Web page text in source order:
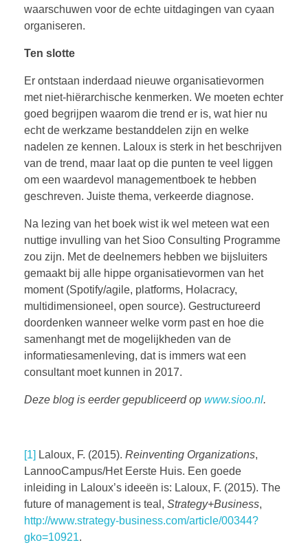
waarschuwen voor de echte uitdagingen van cyaan
organiseren.
Ten slotte
Er ontstaan inderdaad nieuwe organisatievormen
met niet-hiërarchische kenmerken. We moeten echter
goed begrijpen waarom die trend er is, wat hier nu
echt de werkzame bestanddelen zijn en welke
nadelen ze kennen. Laloux is sterk in het beschrijven
van de trend, maar laat op die punten te veel liggen
om een waardevol managementboek te hebben
geschreven. Juiste thema, verkeerde diagnose.
Na lezing van het boek wist ik wel meteen wat een
nuttige invulling van het Sioo Consulting Programme
zou zijn. Met de deelnemers hebben we bijsluiters
gemaakt bij alle hippe organisatievormen van het
moment (Spotify/agile, platforms, Holacracy,
multidimensioneel, open source). Gestructureerd
doordenken wanneer welke vorm past en hoe die
samenhangt met de mogelijkheden van de
informatiesamenleving, dat is immers wat een
consultant moet kunnen in 2017.
Deze blog is eerder gepubliceerd op www.sioo.nl.
[1] Laloux, F. (2015). Reinventing Organizations,
LannooCampus/Het Eerste Huis. Een goede
inleiding in Laloux’s ideeën is: Laloux, F. (2015). The
future of management is teal, Strategy+Business,
http://www.strategy-business.com/article/00344?
gko=10921.